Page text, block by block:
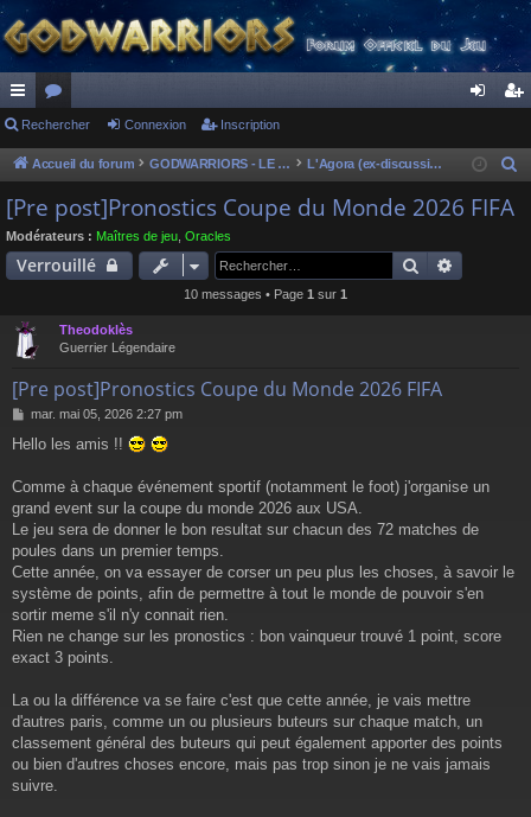
ac
co
ur
ci
or
u
s
ne
xi
cri
pti
Rechercher Connexion Inscription
Accueil du forum GODWARRIORS - LE JEU L'Agora (ex-discussions of the dead)
[Pre post]Pronostics Coupe du Monde 2026 FIFA
Modérateurs : Maîtres de jeu Oracles
Verrouillé Rechercher
10 messages • Page 1 sur 1
Theodoklès
Guerrier Légendaire
[Pre post]Pronostics Coupe du Monde 2026 FIFA
M
s
a
mar. mai 05, 2026 2:27 pm
Hello les amis !!
Comme à chaque événement sportif (notamment le foot) j'organise un
grand event sur la coupe du monde 2026 aux USA.
Le jeu sera de donner le bon resultat sur chacun des 72 matches de
poules dans un premier temps.
Cette année, on va essayer de corser un peu plus les choses, à savoir le
système de points, afin de permettre à tout le monde de pouvoir s'en
sortir meme s'il n'y connait rien.
Rien ne change sur les pronostics : bon vainqueur trouvé 1 point, score
exact 3 points.
La ou la différence va se faire c'est que cette année, je vais mettre
d'autres paris, comme un ou plusieurs buteurs sur chaque match, un
classement général des buteurs qui peut également apporter des points
ou bien d'autres choses encore, mais pas trop sinon je ne vais jamais
suivre.